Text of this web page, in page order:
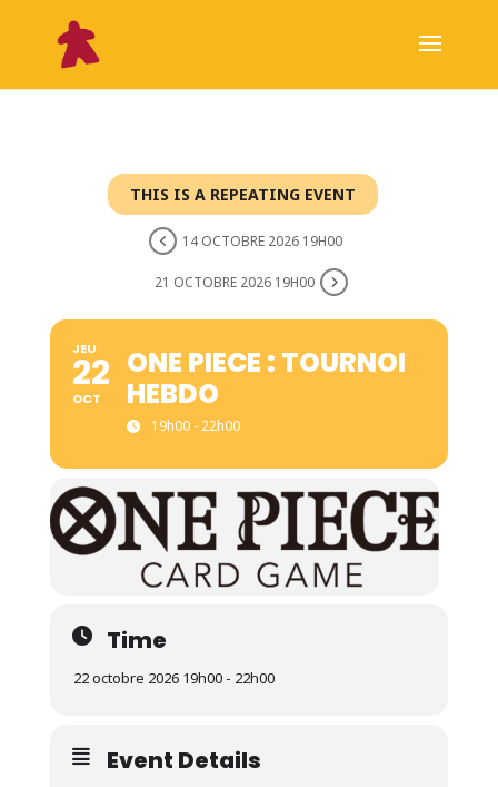
THIS IS A REPEATING EVENT
14 OCTOBRE 2026 19H00
21 OCTOBRE 2026 19H00
JEU
22
OCT
ONE PIECE : TOURNOI
HEBDO
19h00 - 22h00
Time
22 octobre 2026 19h00 - 22h00
Event Details